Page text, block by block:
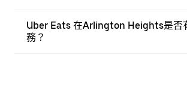
Uber Eats 在Arlington Heights是否
務？